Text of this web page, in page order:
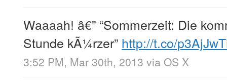
Waaaah! â€” “Sommerzeit: Die
Stunde kÃ¼rzer” http://t.co/
3:52 PM, Mar 30th, 2013 via OS X